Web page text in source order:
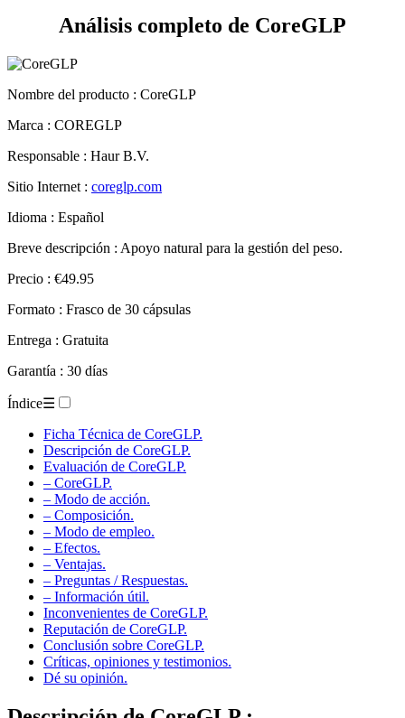
Análisis completo de CoreGLP
Nombre del producto : CoreGLP
Marca : COREGLP
Responsable : Haur B.V.
Sitio Internet : coreglp.com
Idioma : Español
Breve descripción : Apoyo natural para la gestión del peso.
Precio : €49.95
Formato : Frasco de 30 cápsulas
Entrega : Gratuita
Garantía : 30 días
Índice☰
Ficha Técnica de CoreGLP.
Descripción de CoreGLP.
Evaluación de CoreGLP.
– CoreGLP.
– Modo de acción.
– Composición.
– Modo de empleo.
– Efectos.
– Ventajas.
– Preguntas / Respuestas.
– Información útil.
Inconvenientes de CoreGLP.
Reputación de CoreGLP.
Conclusión sobre CoreGLP.
Críticas, opiniones y testimonios.
Dé su opinión.